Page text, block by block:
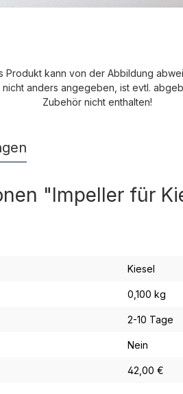
Produkt kann von der Abbildung
nicht anders angegeben, ist evtl.
Zubehör nicht enthalten!
"Impeller für
Kiesel
0,100 kg
2-10 Tage
Nein
42,00 €